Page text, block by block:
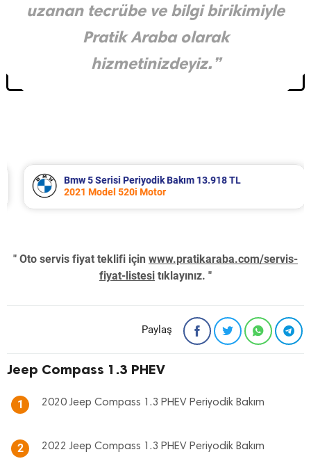
uzanan tecrübe ve bilgi birikimiyle
Pratik Araba olarak
hizmetinizdeyiz.”
Bmw 5 Serisi Periyodik Bakım 13.918 TL
2021 Model 520i Motor
" Oto servis fiyat teklifi için www.pratikaraba.com/servis-
fiyat-listesi tıklayınız. "
Paylaş
Jeep Compass 1.3 PHEV
1 2020 Jeep Compass 1.3 PHEV Periyodik Bakım
2 2022 Jeep Compass 1.3 PHEV Periyodik Bakım